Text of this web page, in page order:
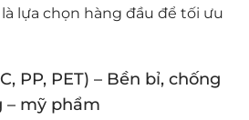
lựa chọn hàng đầu để tối ưu
PP, PET) – Bền bỉ, chống
– mỹ phẩm